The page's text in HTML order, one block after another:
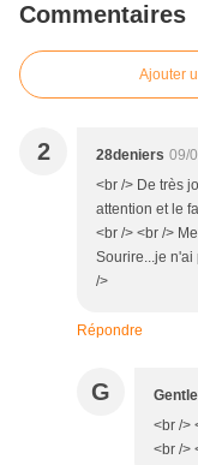
Commentaires
Ajouter
2 28deniers 09/
<br /> De très
attention et le
<br /> <br />
Sourire...je n'ai
/>
Répondre
G
<br />
<br />